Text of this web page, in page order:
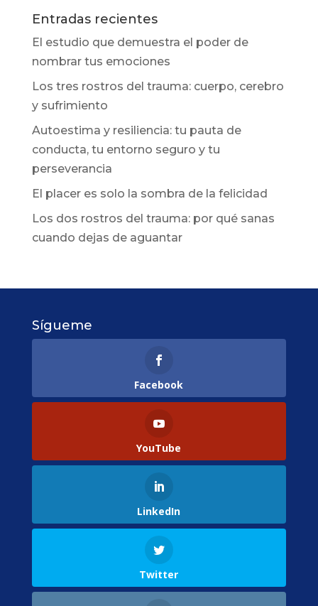
Entradas recientes
El estudio que demuestra el poder de
nombrar tus emociones
Los tres rostros del trauma: cuerpo, cerebro
y sufrimiento
Autoestima y resiliencia: tu pauta de
conducta, tu entorno seguro y tu
perseverancia
El placer es solo la sombra de la felicidad
Los dos rostros del trauma: por qué sanas
cuando dejas de aguantar
Sígueme
Facebook
YouTube
LinkedIn
Twitter